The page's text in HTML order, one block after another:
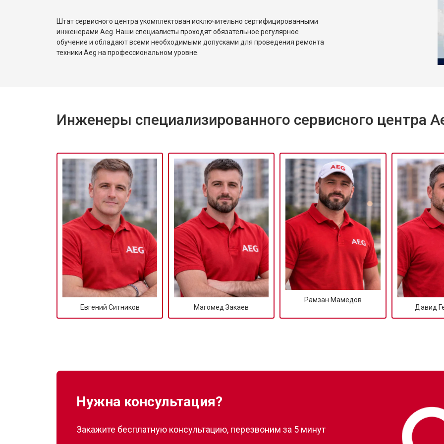
Штат сервисного центра укомплектован исключительно сертифицированными
инженерами Aeg. Наши специалисты проходят обязательное регулярное
обучение и обладают всеми необходимыми допусками для проведения ремонта
техники Aeg на профессиональном уровне.
Инженеры специализированного сервисного центра
Евгений Ситников Магомед Закаев
Рамзан Мамедов
Давид
Нужна консультация?
Закажите бесплатную консультацию, перезвоним за 5 минут